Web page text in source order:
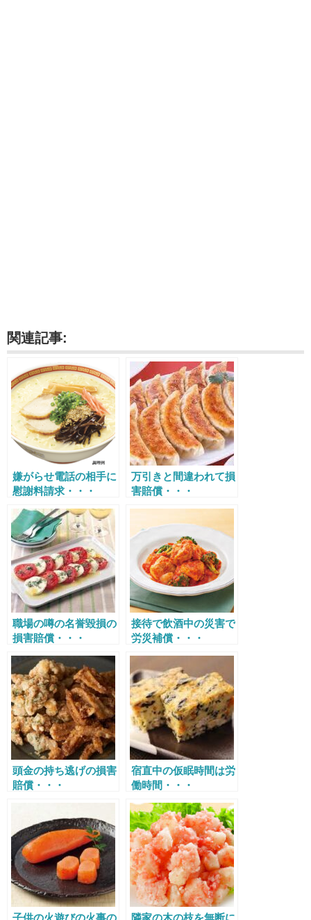
関連記事:
嫌がらせ電話の相手に
慰謝料請求・・・
万引きと間違われて損
害賠償・・・
職場の噂の名誉毀損の
損害賠償・・・
接待で飲酒中の災害で
労災補償・・・
頭金の持ち逃げの損害
賠償・・・
宿直中の仮眠時間は労
働時間・・・
子供の火遊びの火事の
隣家の木の枝を無断に